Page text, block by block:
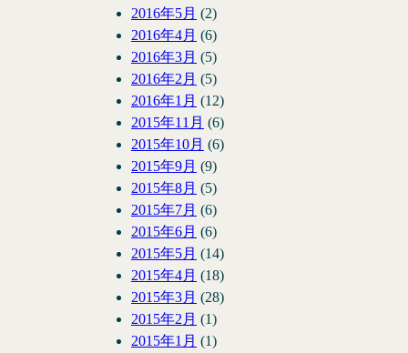
2016年5月 (2)
2016年4月 (6)
2016年3月 (5)
2016年2月 (5)
2016年1月 (12)
2015年11月 (6)
2015年10月 (6)
2015年9月 (9)
2015年8月 (5)
2015年7月 (6)
2015年6月 (6)
2015年5月 (14)
2015年4月 (18)
2015年3月 (28)
2015年2月 (1)
2015年1月 (1)